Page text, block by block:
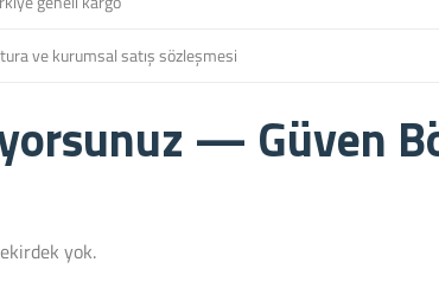
ve kurumsal satış sözleşmesi
— Güven
yok.